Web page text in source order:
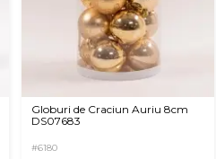
Globuri de Craciun Auriu 8cm
DS07683
#6180